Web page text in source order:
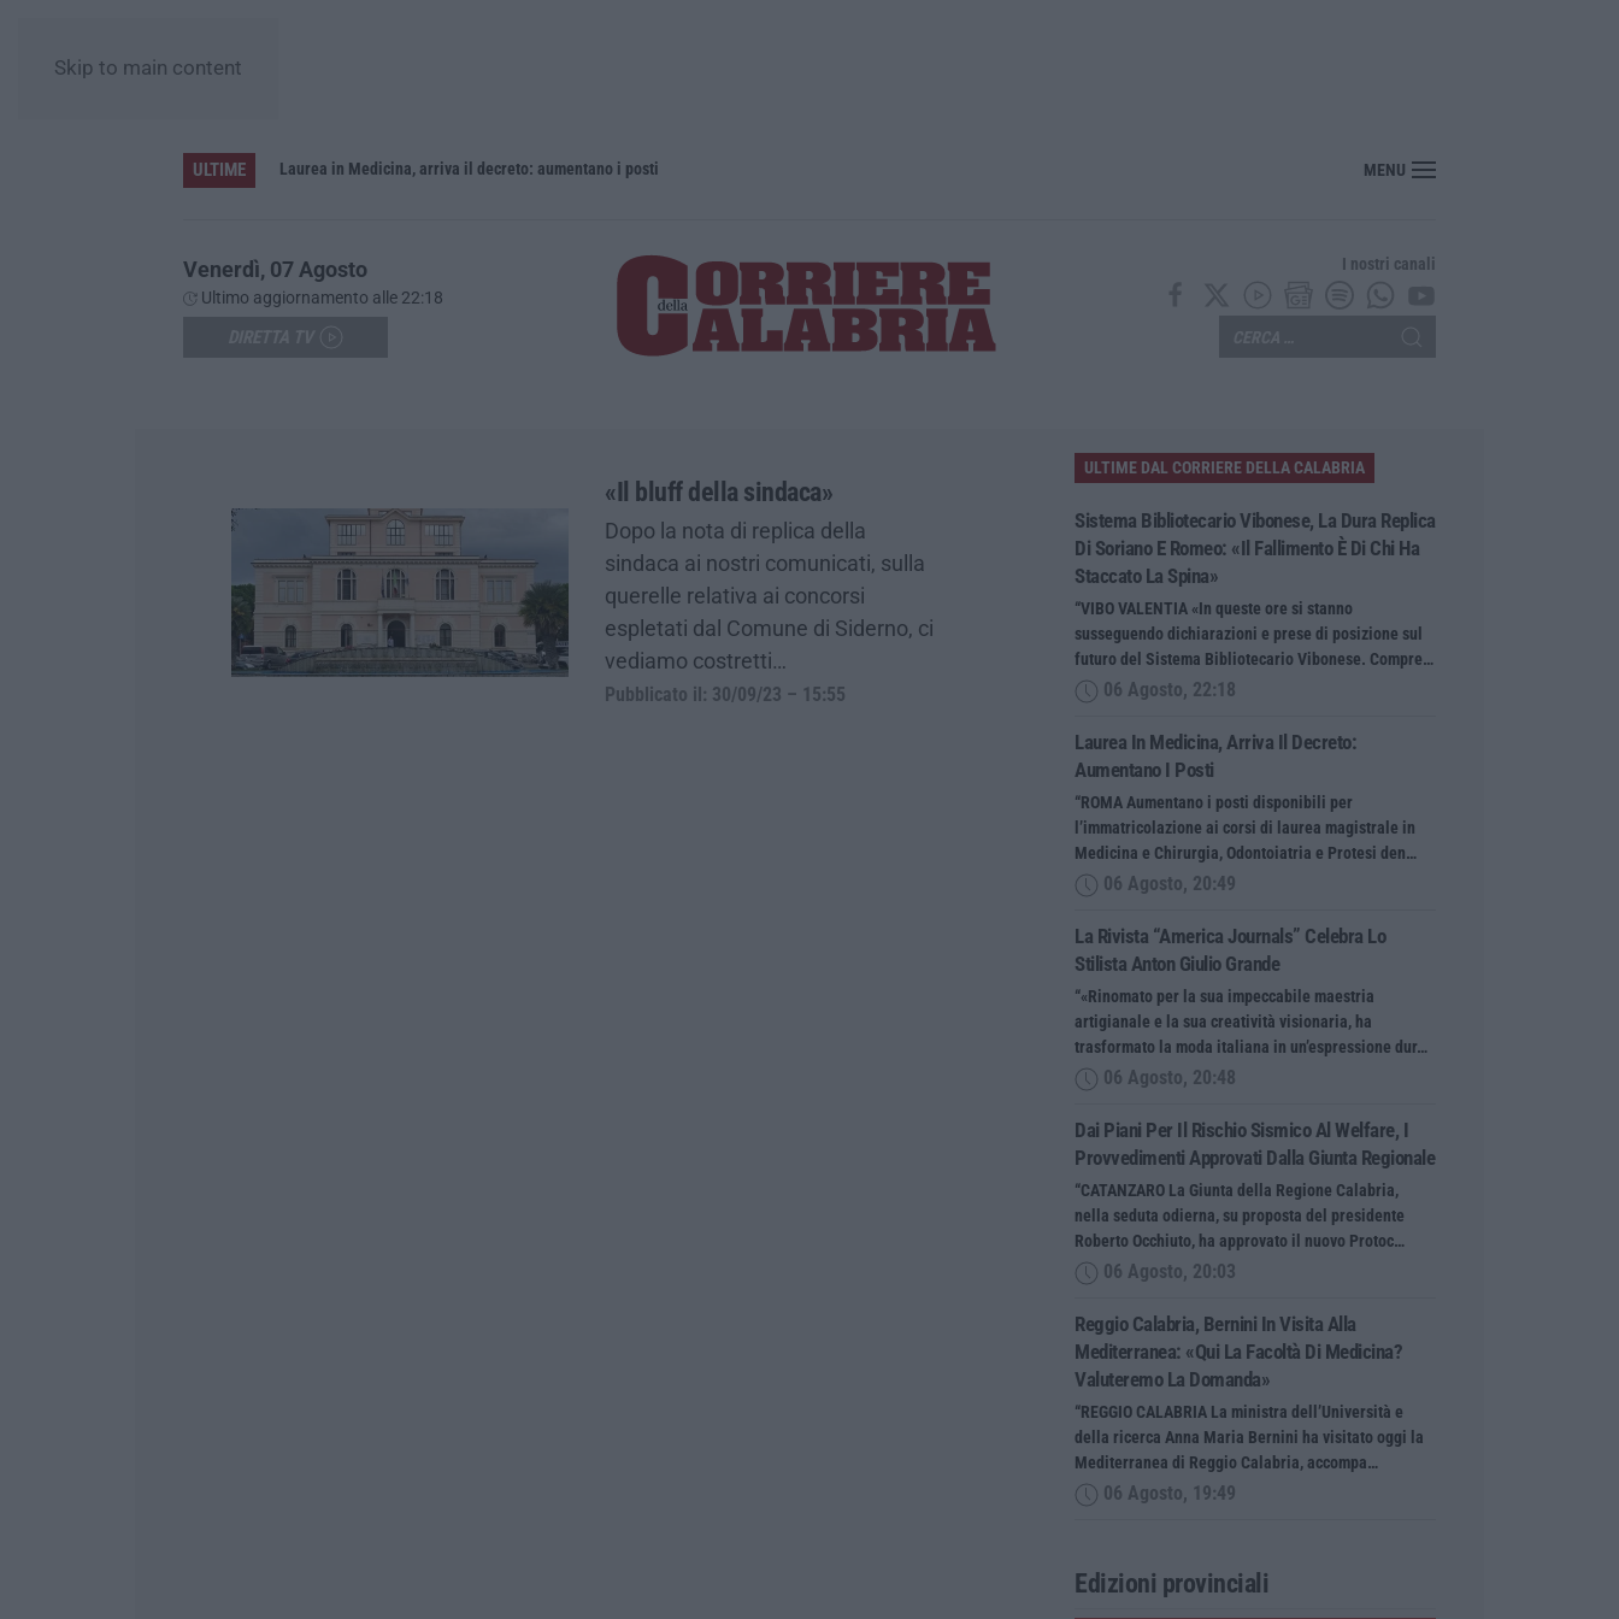
Skip to main content
ULTIME
Sistema bibliotecario vibonese, la dura replica di Soriano e Romeo: «Il fallimento è di chi ha staccato la spina» Laurea in Medicina, arriva il decreto: aumentano i posti La rivista “America Journals” celebra lo stilista Anton Giulio Grande
MENU
Venerdì, 07 Agosto
Ultimo aggiornamento alle 22:18
I nostri canali
«Il bluff della sindaca»
Dopo la nota di replica della
sindaca ai nostri comunicati, sulla
querelle relativa ai concorsi
espletati dal Comune di Siderno, ci
vediamo costretti…
Pubblicato il: 30/09/23 – 15:55
ULTIME DAL CORRIERE DELLA CALABRIA
Sistema Bibliotecario Vibonese, La Dura Replica
Di Soriano E Romeo: «Il Fallimento È Di Chi Ha
Staccato La Spina»
“VIBO VALENTIA «In queste ore si stanno
susseguendo dichiarazioni e prese di posizione sul
futuro del Sistema Bibliotecario Vibonese. Compre…
06 Agosto, 22:18
Laurea In Medicina, Arriva Il Decreto:
Aumentano I Posti
“ROMA Aumentano i posti disponibili per
l’immatricolazione ai corsi di laurea magistrale in
Medicina e Chirurgia, Odontoiatria e Protesi den…
06 Agosto, 20:49
La Rivista “America Journals” Celebra Lo
Stilista Anton Giulio Grande
“«Rinomato per la sua impeccabile maestria
artigianale e la sua creatività visionaria, ha
trasformato la moda italiana in un’espressione dur…
06 Agosto, 20:48
Dai Piani Per Il Rischio Sismico Al Welfare, I
Provvedimenti Approvati Dalla Giunta Regionale
“CATANZARO La Giunta della Regione Calabria,
nella seduta odierna, su proposta del presidente
Roberto Occhiuto, ha approvato il nuovo Protoc…
06 Agosto, 20:03
Reggio Calabria, Bernini In Visita Alla
Mediterranea: «Qui La Facoltà Di Medicina?
Valuteremo La Domanda»
“REGGIO CALABRIA La ministra dell’Università e
della ricerca Anna Maria Bernini ha visitato oggi la
Mediterranea di Reggio Calabria, accompa…
06 Agosto, 19:49
Edizioni provinciali